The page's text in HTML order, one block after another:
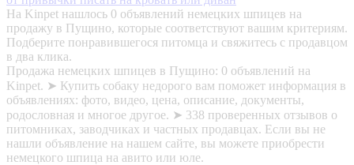
На Kinpet нашлось 0 объявлений немецких шпицев на
продажу в Пущино, которые соответствуют вашим критериям.
Подберите понравившегося питомца и свяжитесь с продавцом
в два клика.
Продажа немецких шпицев в Пущино: 0 объявлений на
Kinpet. ➤ Купить собаку недорого вам поможет информация в
объявлениях: фото, видео, цена, описание, документы,
родословная и многое другое. ➤ 338 проверенных отзывов о
питомниках, заводчиках и частных продавцах. Если вы не
нашли объявление на нашем сайте, вы можете приобрести
немецкого шпица на авито или юле.